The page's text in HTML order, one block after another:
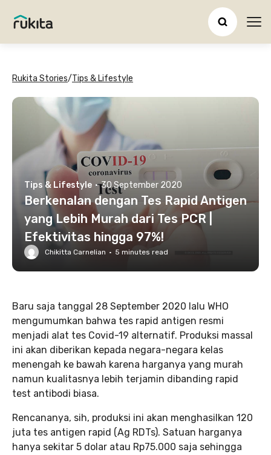
Rukita Stories/Tips & Lifestyle
Tips & Lifestyle · 30 September 2020
Berkenalan dengan Tes Rapid Antigen
yang Lebih Murah dari Tes PCR |
Efektivitas hingga 97%!
Chikitta Carnelian · 5 minutes read
Baru saja tanggal 28 September 2020 lalu WHO
mengumumkan bahwa tes rapid antigen resmi
menjadi alat tes Covid-19 alternatif. Produksi massal
ini akan diberikan kepada negara-negara kelas
menengah ke bawah karena harganya yang murah
namun kualitasnya lebih terjamin dibanding rapid
test antibodi biasa.
Rencananya, sih, produksi ini akan menghasilkan 120
juta tes antigen rapid (Ag RDTs). Satuan harganya
hanya sekitar 5 dolar atau Rp75.000 saja sehingga